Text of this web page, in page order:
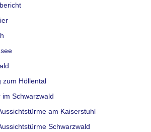
zum Höllental
im Schwarzwald
am Kaiserstuhl
Schwarzwald